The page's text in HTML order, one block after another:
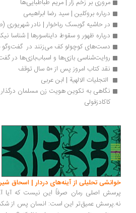
مروری بر زخم زار | مریم‌ طباطبایی‌ها
درباره بروکلین | سید رضا ابراهیمی
در حاشیه گوبسک رباخوار | نادر شهریوری (صدقی)
درباره ظهور و سقوط دایناسورها | شناسا نیکنام
دست‌های کوچولو کف می‌زنند در  گفت‌وگو با
روایت‌شناسی بازی‌ها و اسباب‌بازی‌ها در گفت‌وگو
نقد کتاب امروز پس از ۵۰ سال توقف
التجلیات الالهیة | ابن عربی
کاکادزفولی
تحلیلی از آینه‌های دردار | اسحاق شیروانی
اصلی رمان صرفاً این نیست که آیا
عمیق‌تر این است: انسان پس از شکست